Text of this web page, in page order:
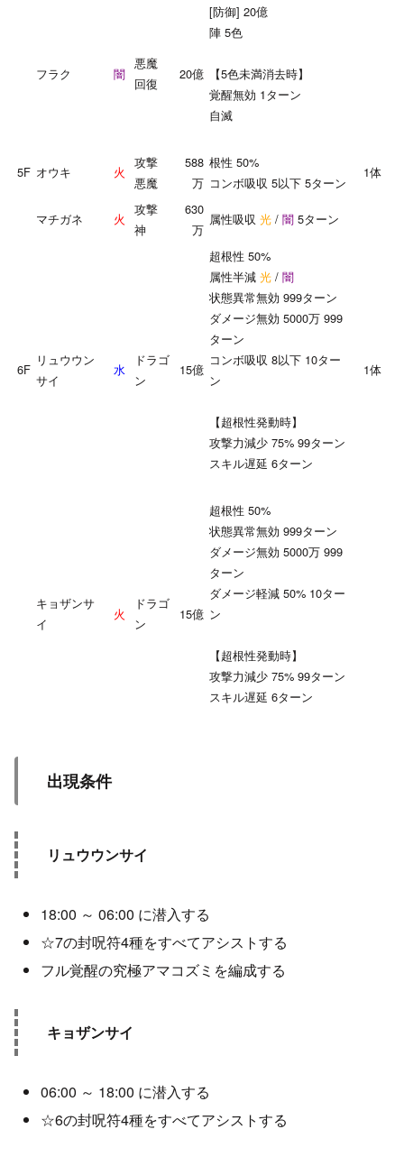
フラク 闇
悪魔
回復
20億
[防御] 20億
陣 5色
【5色未満消去時】
覚醒無効 1ターン
自滅
5F オウキ 火
攻撃
悪魔
588
万
根性 50%
コンボ吸収 5以下 5ターン
1体
マチガネ 火
攻撃
神
630
万
属性吸収 光 / 闇 5ターン
6F
リュウウン
サイ
水
ドラゴ
ン
15億
超根性 50%
属性半減 光 / 闇
状態異常無効 999ターン
ダメージ無効 5000万 999
ターン
コンボ吸収 8以下 10ター
ン
【超根性発動時】
攻撃力減少 75% 99ターン
スキル遅延 6ターン
1体
キョザンサ
イ
火
ドラゴ
ン
15億
超根性 50%
状態異常無効 999ターン
ダメージ無効 5000万 999
ターン
ダメージ軽減 50% 10ター
ン
【超根性発動時】
攻撃力減少 75% 99ターン
スキル遅延 6ターン
出現条件
リュウウンサイ
18:00 ～ 06:00 に潜入する
☆7の封呪符4種をすべてアシストする
フル覚醒の究極アマコズミを編成する
キョザンサイ
06:00 ～ 18:00 に潜入する
☆6の封呪符4種をすべてアシストする